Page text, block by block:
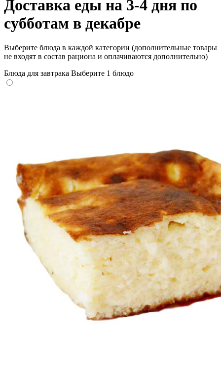
Доставка еды на 3-4 дня по
субботам в декабре
Выберите блюда в каждой категории (дополнительные товары
не входят в состав рациона и оплачиваются дополнительно)
Блюда для завтрака Выберите 1 блюдо